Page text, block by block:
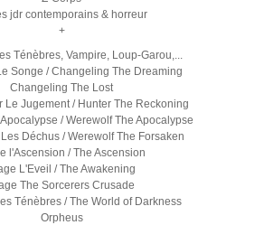
jdr contemporains & horreur
+
Ténèbres, Vampire, Loup-Garou,...
Songe / Changeling The Dreaming
Changeling The Lost
Le Jugement / Hunter The Reckoning
/ Werewolf The Apocalypse
Déchus / Werewolf The Forsaken
l'Ascension / The Ascension
L'Eveil / The Awakening
The Sorcerers Crusade
Ténèbres / The World of Darkness
Orpheus